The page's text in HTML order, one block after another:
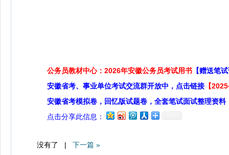
公务员教材中心：2026年安徽公务员考试用书 【赠送笔
安徽省考、事业单位考试交流群开放中，点击链接 【
安徽省考模拟卷，回忆版试题卷，全套笔试面试整理资料
点击分享此信息：
没有了 | 下一篇 »